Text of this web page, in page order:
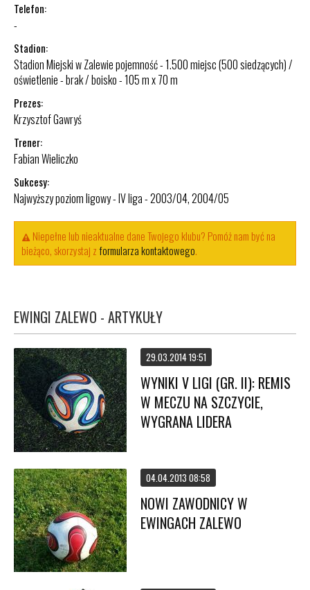
Telefon:
-
Stadion:
Stadion Miejski w Zalewie pojemność - 1.500 miejsc (500 siedzących) /
oświetlenie - brak / boisko - 105 m x 70 m
Prezes:
Krzysztof Gawryś
Trener:
Fabian Wieliczko
Sukcesy:
Najwyższy poziom ligowy - IV liga - 2003/04, 2004/05
Niepełne lub nieaktualne dane Twojego klubu? Pomóż nam być na
bieżąco, skorzystaj zformularza kontaktowego.
EWINGI ZALEWO - ARTYKUŁY
29.03.2014 19:51
WYNIKI V LIGI (GR. II): REMIS
W MECZU NA SZCZYCIE,
WYGRANA LIDERA
04.04.2013 08:58
NOWI ZAWODNICY W
EWINGACH ZALEWO